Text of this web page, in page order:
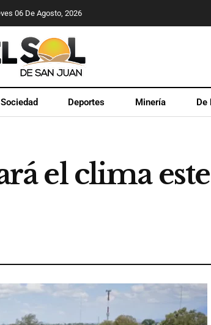
06 De Agosto, 2026
Sociedad Deportes Minería De
el clima